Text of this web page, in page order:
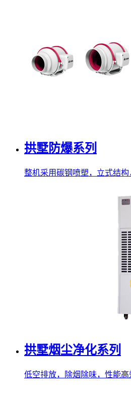
拱墅防爆系列
整机采用碳钢喷塑，立式结
拱墅烟尘净化系列
低空排放，除烟除味，性能高